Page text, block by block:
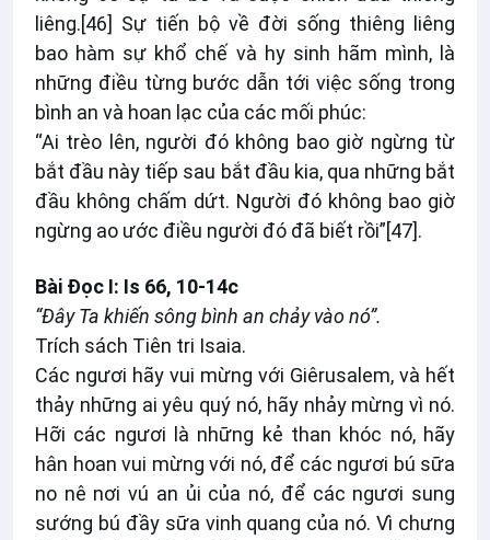
liêng.[46] Sự tiến bộ về đời sống thiêng liêng
bao hàm sự khổ chế và hy sinh hãm mình, là
những điều từng bước dẫn tới việc sống trong
bình an và hoan lạc của các mối phúc:
“Ai trèo lên, người đó không bao giờ ngừng từ
bắt đầu này tiếp sau bắt đầu kia, qua những bắt
đầu không chấm dứt. Người đó không bao giờ
ngừng ao ước điều người đó đã biết rồi”[47].
Bài Ðọc I: Is 66, 10-14c
“Ðây Ta khiến sông bình an chảy vào nó”.
Trích sách Tiên tri Isaia.
Các ngươi hãy vui mừng với Giêrusalem, và hết
thảy những ai yêu quý nó, hãy nhảy mừng vì nó.
Hỡi các ngươi là những kẻ than khóc nó, hãy
hân hoan vui mừng với nó, để các ngươi bú sữa
no nê nơi vú an ủi của nó, để các ngươi sung
sướng bú đầy sữa vinh quang của nó. Vì chưng